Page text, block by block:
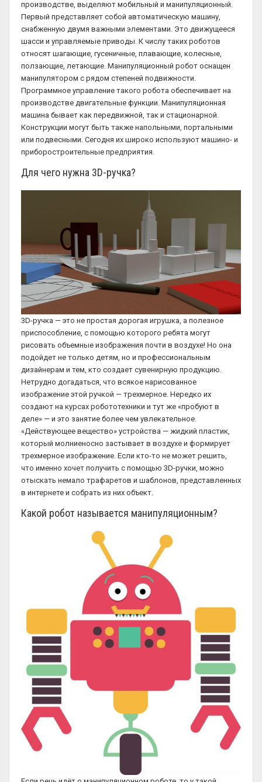
производстве, выделяют мобильный и манипуляционный.
Первый представляет собой автоматическую машину,
снабженную двумя важными элементами. Это движущееся
шасси и управляемые приводы. К числу таких роботов
относят шагающие, гусеничные, плавающие, колесные,
ползающие, летающие. Манипуляционный робот оснащен
манипулятором с рядом степеней подвижности.
Программное управление такого робота обеспечивает на
производстве двигательные функции. Манипуляционная
машина бывает как передвижной, так и стационарной.
Конструкции могут быть также напольными, портальными
или подвесными. Сегодня их широко используют машино- и
приборостроительные предприятия.
Для чего нужна 3D-ручка?
3D-ручка — это не простая дорогая игрушка, а полезное
приспособление, с помощью которого ребята могут
рисовать объемные изображения почти в воздухе! Но она
подойдет не только детям, но и профессиональным
дизайнерам и тем, кто создает сувенирную продукцию.
Нетрудно догадаться, что всякое нарисованное
изображение этой ручкой — трехмерное. Нередко их
создают на курсах робототехники и тут же «пробуют в
деле» — и это занятие более чем увлекательное.
«Действующее вещество» устройства — жидкий пластик,
который молниеносно застывает в воздухе и формирует
трехмерное изображение. Если кто-то не может решить,
что именно хочет получить с помощью 3D-ручки, можно
отыскать немало трафаретов и шаблонов, представленных
в интернете и собрать из них объект.
Какой робот называется манипуляционным?